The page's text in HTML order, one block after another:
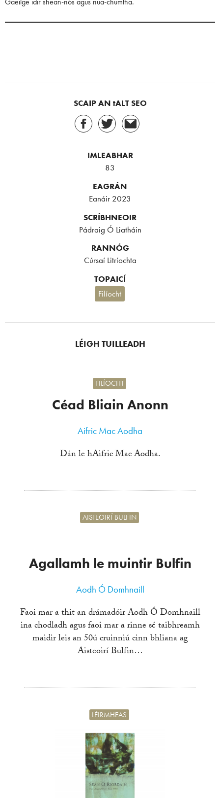
SCAIP AN tALT SEO
IMLEABHAR
83
EAGRÁN
Eanáir 2023
SCRÍBHNEOIR
Pádraig Ó Liatháin
RANNÓG
Cúrsaí Litríochta
TOPAICÍ
Filíocht
LÉIGH TUILLEADH
Céad Bliain Anonn
FILÍOCHT
Aifric Mac Aodha
Dán le hAifric Mac Aodha.
Agallamh le muintir Bulfin
AISTEOIRÍ BULFIN
Aodh Ó Domhnaill
Faoi mar a thit an drámadóir Aodh Ó Domhnaill
ina chodladh agus faoi mar a rinne sé taibhreamh
maidir leis an 50ú cruinniú cinn bhliana ag
Aisteoirí Bulfin…
LÉIRMHEAS